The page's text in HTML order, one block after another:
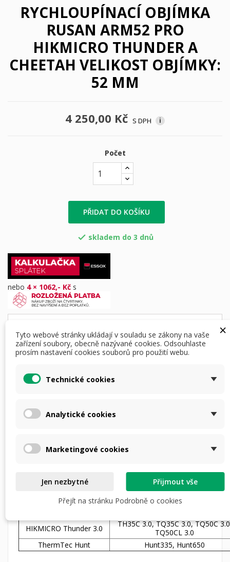
RYCHLOUPÍNACÍ OBJÍMKA
RUSAN ARM52 PRO
HIKMICRO THUNDER A
CHEETAH VELIKOST OBJÍMKY:
52 MM
4 250,00 Kč S DPH i
Počet
PŘIDAT DO KOŠÍKU
 skladem do 3 dnů
nebo 4 × 1062,- Kč s
POPIS DETAILY PRODUKTU
Nasazení na denní optiku je velmi rychlé, pomocí
objímky pro termovizní předsádky. Termovizní
jakkoli jinak seřizovat. Velmi kvalitní rychloupínací
nočního vidění se závitem M52x0,75.
Vhodná pro zařízení:
HIKMICRO Thunder 2.0
TE19CR 2.0, TH35PCR 2.0
HIKMICRO Thunder 3.0
TH35C 3.0, TQ35C 3.0, TQ50C
TQ50CL 3.0
ThermTec Hunt
Hunt335, Hunt650
×
Tyto webové stránky ukládají v souladu se zákony na vaše
zařízení soubory, obecně nazývané cookies. Odsouhlaste
prosím nastavení cookies souborů pro použití webu.
Technické cookies
Analytické cookies
Marketingové cookies
Jen nezbytné
Přijmout vše
Přejít na stránku Podrobně o cookies